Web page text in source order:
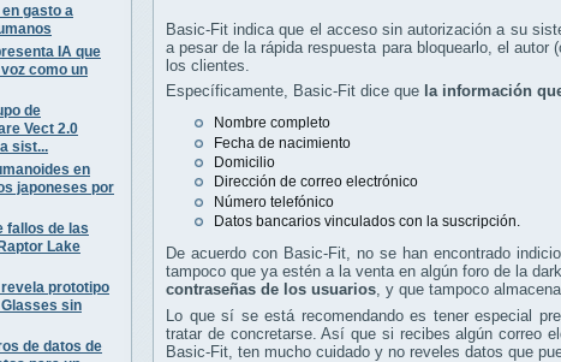
gasto a
IA que
como un
de
Vect 2.0
sist...
en
japoneses por
fallos de las
Lake
prototipo
sin
de datos de
Basic-Fit indica que el acceso sin autorización a su
a pesar de la rápida respuesta para bloquearlo, el
los clientes.
Específicamente, Basic-Fit dice que la información
Nombre completo
Fecha de nacimiento
Domicilio
Dirección de correo electrónico
Número telefónico
Datos bancarios vinculados con la suscripción.
De acuerdo con Basic-Fit, no se han encontrado
tampoco que ya estén a la venta en algún foro de la
contraseñas de los usuarios, y que tampoco
Lo que sí se está recomendando es tener especial
tratar de concretarse. Así que si recibes algún correo
Basic-Fit, ten mucho cuidado y no reveles datos que